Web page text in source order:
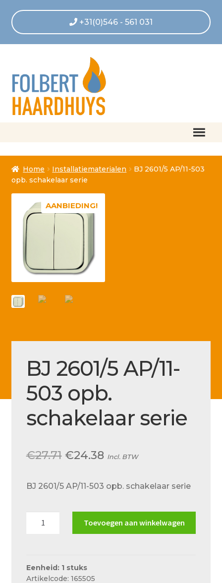
+31(0)546 - 561 031
Afrekenen
Algemene voorwaarden
Betaling geannuleerd
Betaling voltooid
Contact
Klantenservice
Betaalmethode
Mijn account
Over ons
Ons team
Service en onderhoud
Home Installatiematerialen
BJ 2601/5 AP/11-503
opb. schakelaar serie
AANBIEDING!
BJ 2601/5 AP/11-
503 opb.
schakelaar serie
€27.71 Oorspronkelijke
was:
€27.71.
€24.38Huidige
is:
€24.38.
Incl. BTW
BJ 2601/5 AP/11-503 opb. schakelaar serie
opb.
schakelaar
Toevoegen aan winkelwagen
Eenheid: 1 stuks
Artikelcode: 165505